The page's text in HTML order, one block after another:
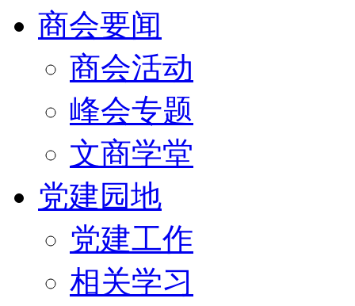
商会要闻
商会活动
峰会专题
文商学堂
党建园地
党建工作
相关学习